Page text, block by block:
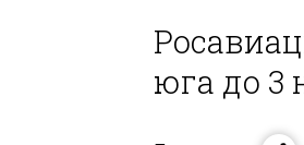
юга до 3